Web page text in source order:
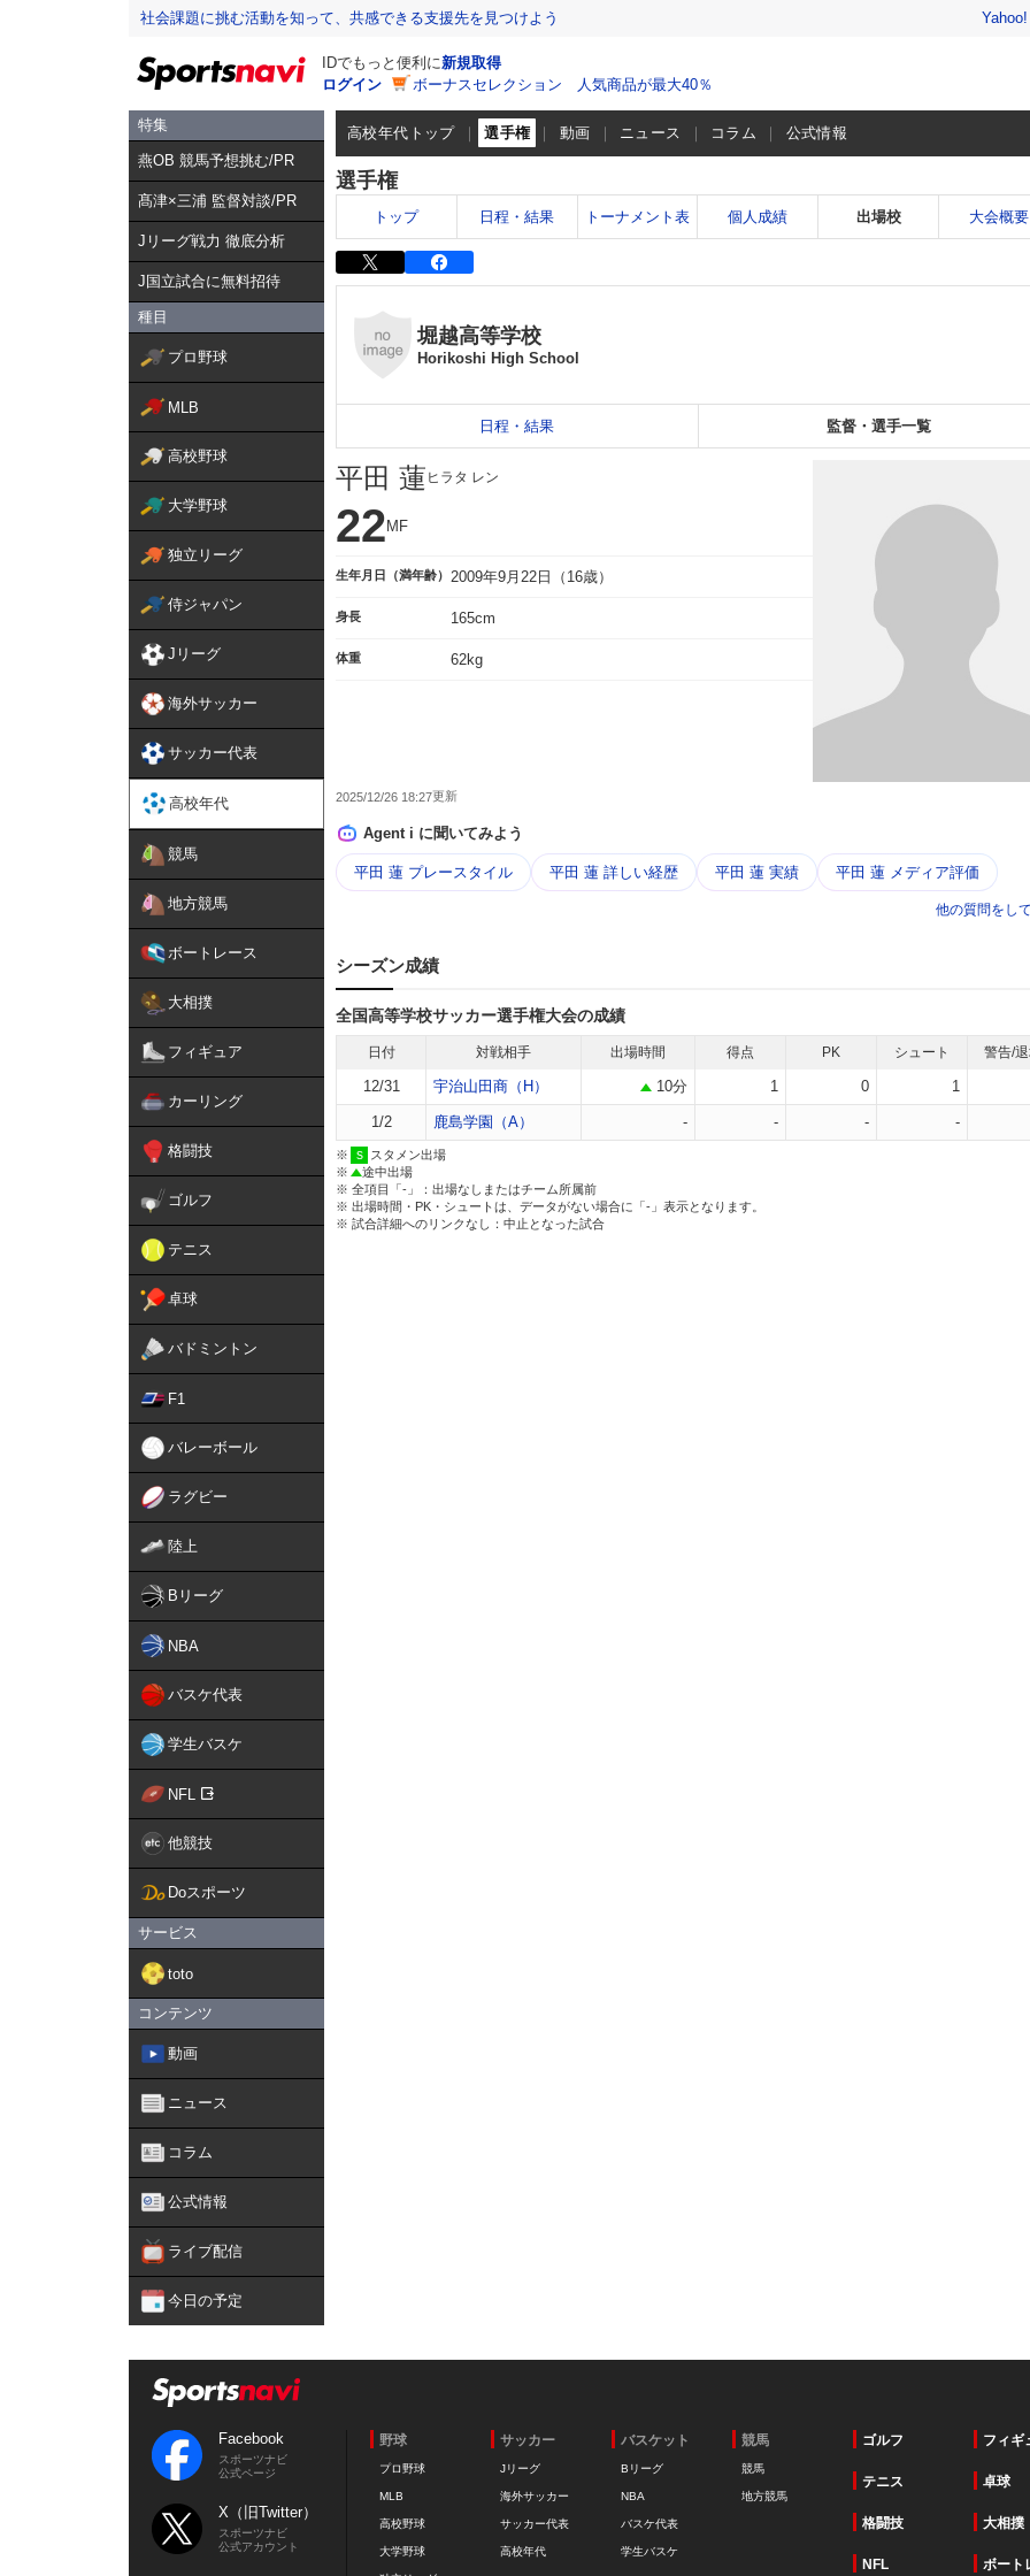
社会課題に挑む活動を知って、共感できる支援先を見つけよう
IDでもっと便利に新規取得
ログイン
ボーナスセレクション 人気商品が最大40％
特集
燕OB 競馬予想挑む/PR
髙津×三浦 監督対談/PR
Jリーグ戦力 徹底分析
J国立試合に無料招待
種目
プロ野球
MLB
高校野球
大学野球
独立リーグ
侍ジャパン
Jリーグ
海外サッカー
サッカー代表
高校年代
競馬
地方競馬
ボートレース
大相撲
フィギュア
カーリング
格闘技
ゴルフ
テニス
卓球
バドミントン
F1
バレーボール
ラグビー
陸上
Bリーグ
NBA
バスケ代表
学生バスケ
NFL
他競技
Doスポーツ
サービス
toto
コンテンツ
動画
ニュース
コラム
公式情報
ライブ配信
今日の予定
高校年代トップ 選手権 動画 ニュース コラム 公式情報
選手権
トップ 日程・結果 トーナメント表 個人成績 出場校 大会概要
堀越高等学校
Horikoshi High School
日程・結果 監督・選手一覧
平田 蓮 ヒラタ レン
22MF
生年月日（満年齢） 2009年9月22日（16歳）
身長 165cm
体重 62kg
2025/12/26 18:27
Agent i に聞いてみよう
平田 蓮 プレースタイル 平田 蓮 詳しい経歴 平田 蓮 実績 平田 蓮 メディア評価
他の質問をし
シーズン成績
全国高等学校サッカー選手権大会の成績
日付 対戦相手 出場時間 得点 PK シュート 警告/
12/31 宇治山田商（H） 途中出場
10分 1 0 1
1/2 鹿島学園（A） - - - -
※
スタメン出場
※
途中出場
※ 全項目「-」：出場なしまたはチーム所属前
※ 出場時間・PK・シュートは、データがない場合に「-」表示となります。
※ 試合詳細へのリンクなし：中止となった試合
Facebook
スポーツナビ
公式ページ
X（旧Twitter）
スポーツナビ
公式アカウント
野球
プロ野球
MLB
高校野球
大学野球
サッカー
Jリーグ
海外サッカー
サッカー代表
高校年代
バスケット
Bリーグ
NBA
バスケ代表
学生バスケ
競馬
競馬
地方競馬
ゴルフ フィギ
テニス 卓球
格闘技 大相撲
NFL ボート